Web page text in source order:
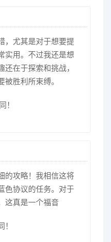
，尤其是对于想要提
实用。不过我还是想
在于探索和挑战，
胜利所束缚。
！
的攻略！我相信这将
色协议的任务。对于
这真是一个福音